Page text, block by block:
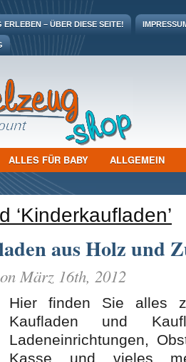
ERLEBEN – ÜBER DIESE SEITE!
ALLES FÜR BABY
ALLGEMEIN
‘Kinderkaufladen’
aus Holz und
on März 16th, 2012
Hier finden Sie alles
Kaufladen und
Ladeneinrichtungen,
Kasse und vieles